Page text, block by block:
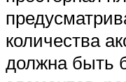
количества
должна быть